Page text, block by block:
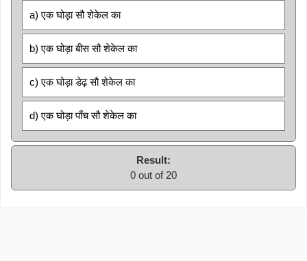
a) एक घोड़ा सौ शेकेल का
b) एक घोड़ा बीस सौ शेकेल का
c) एक घोड़ा डेढ़ सौ शेकेल का
d) एक घोड़ा पाँच सौ शेकेल का
Result:
0 out of 20